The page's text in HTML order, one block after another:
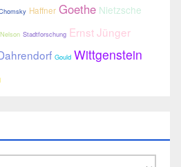
Haffner Goethe Nietzsche
Nelson Stadtforschung Ernst Jünger
Gould Wittgenstein